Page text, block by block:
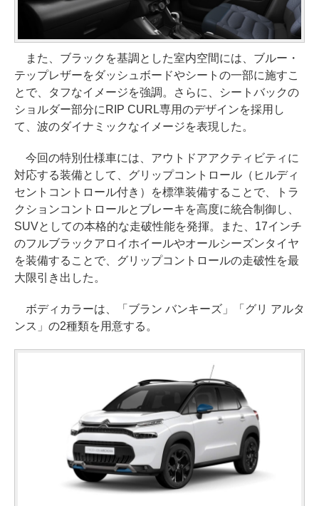
また、ブラックを基調とした室内空間には、ブルー・
テップレザーをダッシュボードやシートの一部に施すこ
とで、タフなイメージを強調。さらに、シートバックの
ショルダー部分にRIP CURL専用のデザインを採用し
て、波のダイナミックなイメージを表現した。
今回の特別仕様車には、アウトドアアクティビティに
対応する装備として、グリップコントロール（ヒルディ
セントコントロール付き）を標準装備することで、トラ
クションコントロールとブレーキを高度に統合制御し、
SUVとしての本格的な走破性能を発揮。また、17インチ
のフルブラックアロイホイールやオールシーズンタイヤ
を装備することで、グリップコントロールの走破性を最
大限引き出した。
ボディカラーは、「ブラン バンキーズ」「グリ アルタ
ンス」の2種類を用意する。